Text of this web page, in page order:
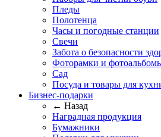
Пледы
Полотенца
Часы и погодные станции
Свечи
Забота о безопасности
Фоторамки и
Сад
Посуда и товары для
Бизнес-подарки
← Назад
Наградная продукция
Бумажники